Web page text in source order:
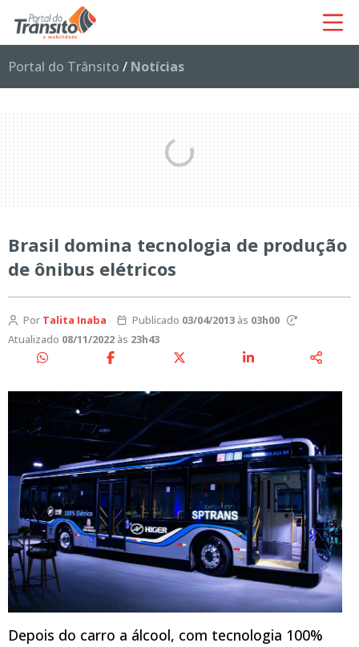
Portal do Trânsito / Notícias
Brasil domina tecnologia de produção
de ônibus elétricos
Por Talita Inaba Publicado 03/04/2013às 03h00
Atualizado 08/11/2022 às 23h43
Depois do carro a álcool, com tecnologia 100%